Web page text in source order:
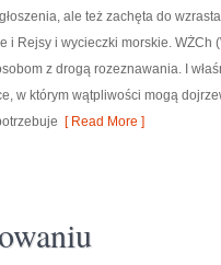
ale też zachęta do
i Rejsy i wycieczki morskie.
z drogą rozeznawania. I
w którym wątpliwości mogą
[ Read More ]